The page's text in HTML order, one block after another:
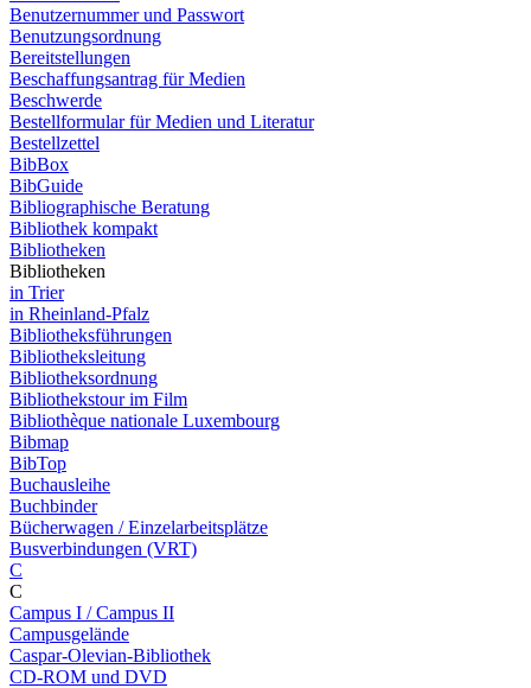
Benutzernummer und Passwort
Benutzungsordnung
Bereitstellungen
Beschaffungsantrag für Medien
Beschwerde
Bestellformular für Medien und Literatur
Bestellzettel
BibBox
BibGuide
Bibliographische Beratung
Bibliothek kompakt
Bibliotheken
Bibliotheken
in Trier
in Rheinland-Pfalz
Bibliotheksführungen
Bibliotheksleitung
Bibliotheksordnung
Bibliothekstour im Film
Bibliothèque nationale Luxembourg
Bibmap
BibTop
Buchausleihe
Buchbinder
Bücherwagen / Einzelarbeitsplätze
Busverbindungen (VRT)
C
C
Campus I / Campus II
Campusgelände
Caspar-Olevian-Bibliothek
CD-ROM und DVD